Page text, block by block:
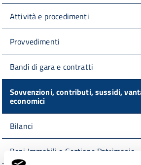
Attività e procedimenti
Provvedimenti
Bandi di gara e contratti
Sovvenzioni, contributi, sussidi,
economici
Bilanci
Beni Immobili e Gestione Patrimonio